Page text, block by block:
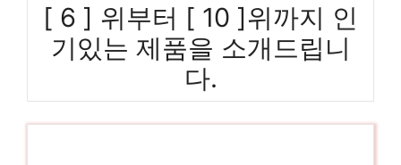
[ 6 ] 위부터 [ 10 ]위까지 인
기있는 제품을 소개드립니
다.